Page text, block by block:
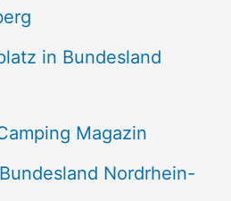
in Bundesland
Magazin
Nordrhein-